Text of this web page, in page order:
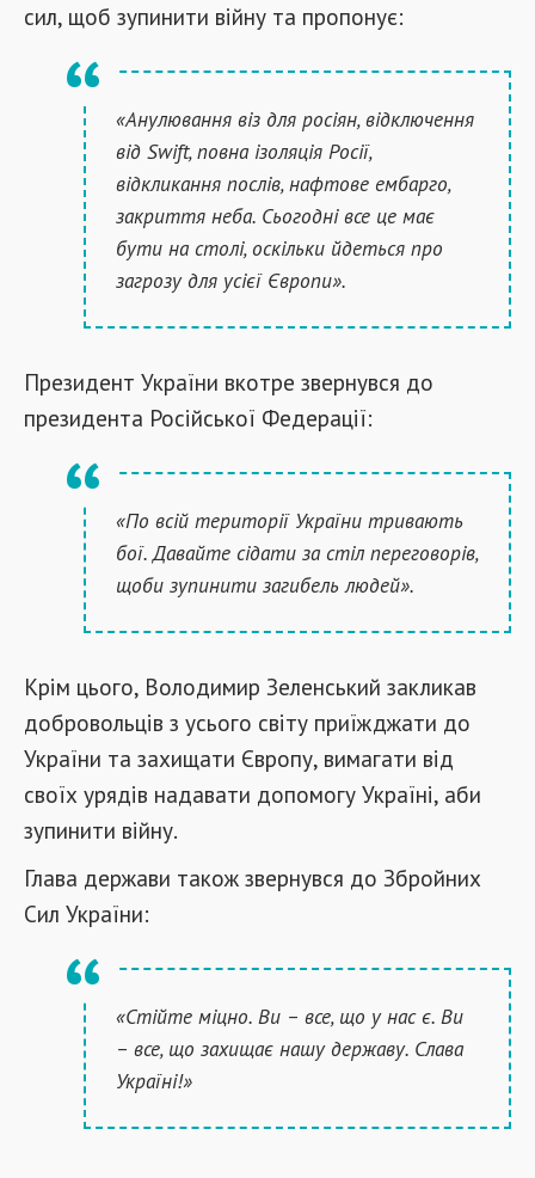
сил, щоб зупинити війну та пропонує:
«Анулювання віз для росіян, відключення
від Swift, повна ізоляція Росії,
відкликання послів, нафтове ембарго,
закриття неба. Сьогодні все це має
бути на столі, оскільки йдеться про
загрозу для усієї Європи».
Президент України вкотре звернувся до
президента Російської Федерації:
«По всій території України тривають
бої. Давайте сідати за стіл переговорів,
щоби зупинити загибель людей».
Крім цього, Володимир Зеленський закликав
добровольців з усього світу приїжджати до
України та захищати Європу, вимагати від
своїх урядів надавати допомогу Україні, аби
зупинити війну.
Глава держави також звернувся до Збройних
Сил України:
«Стійте міцно. Ви – все, що у нас є. Ви
– все, що захищає нашу державу. Слава
Україні!»